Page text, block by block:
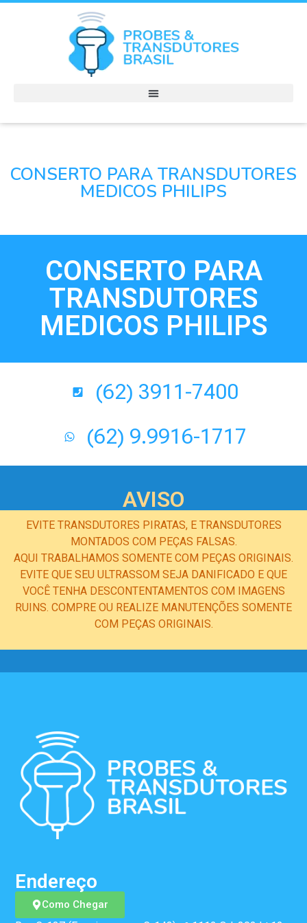
CONSERTO PARA TRANSDUTORES
MEDICOS PHILIPS
CONSERTO PARA
TRANSDUTORES
MEDICOS PHILIPS
(62) 3911-7400
(62) 9.9916-1717
AVISO
EVITE TRANSDUTORES PIRATAS, E TRANSDUTORES
MONTADOS COM PEÇAS FALSAS.
AQUI TRABALHAMOS SOMENTE COM PEÇAS ORIGINAIS.
EVITE QUE SEU ULTRASSOM SEJA DANIFICADO E QUE
VOCÊ TENHA DESCONTENTAMENTOS COM IMAGENS
RUINS. COMPRE OU REALIZE MANUTENÇÕES SOMENTE
COM PEÇAS ORIGINAIS.
Como Chegar
Endereço